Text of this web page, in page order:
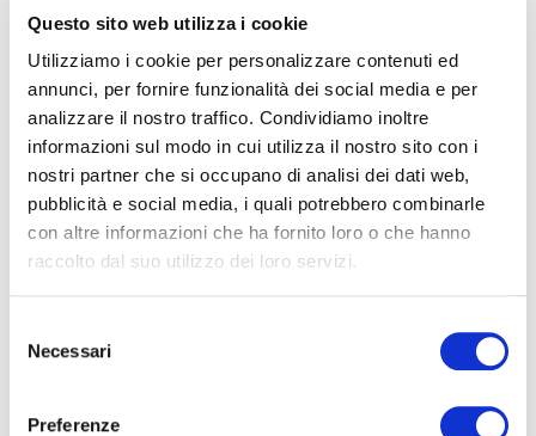
Questo sito web utilizza i cookie
Utilizziamo i cookie per personalizzare contenuti ed
annunci, per fornire funzionalità dei social media e per
analizzare il nostro traffico. Condividiamo inoltre
informazioni sul modo in cui utilizza il nostro sito con i
nostri partner che si occupano di analisi dei dati web,
pubblicità e social media, i quali potrebbero combinarle
con altre informazioni che ha fornito loro o che hanno
raccolto dal suo utilizzo dei loro servizi.
delNecessari
Preferenze
LEGGI TUTTI GLI ARTICOLI
|07-10-2022